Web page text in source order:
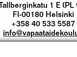
Tallberginkatu 1 E (PL
FI-00180 Helsinki
+358 40 533 5587